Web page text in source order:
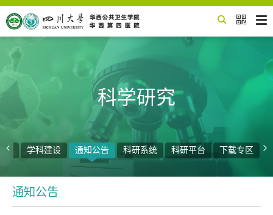
 
科学研究
态 学科建设 通知公告 科研系统 科研平台 下载专区
 
通知公告